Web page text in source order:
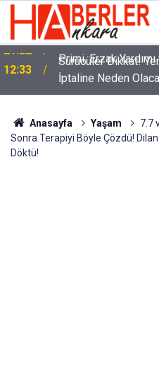
12:33
Sürücüler Dikkat!
İptaline Neden
Anasayfa Yaşam
7.7
Sonra Terapiyi Böyle Çözdü!
Döktü!